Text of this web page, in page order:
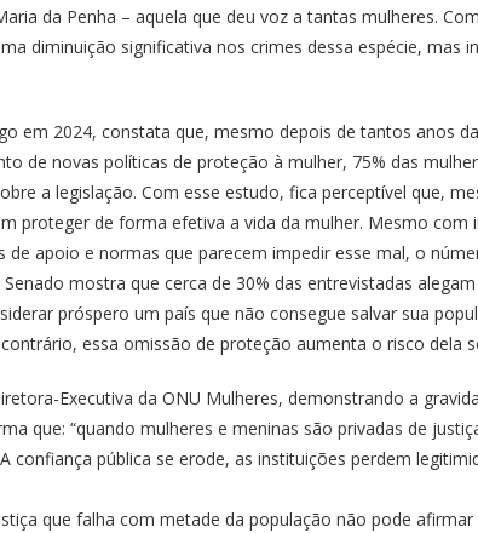
da Penha – aquela que deu voz a tantas mulheres.
diminuição significativa nos crimes dessa espécie, mas
em 2024, constata que, mesmo depois de tantos anos
de novas políticas de proteção à mulher, 75% das
a legislação. Com esse estudo, fica perceptível que,
proteger de forma efetiva a vida da mulher. Mesmo com
de apoio e normas que parecem impedir esse mal, o
mostra que cerca de 30% das entrevistadas
próspero um país que não consegue salvar sua
essa omissão de proteção aumenta o risco dela
Executiva da ONU Mulheres, demonstrando a
que: “quando mulheres e meninas são privadas de
confiança pública se erode, as instituições perdem
que falha com metade da população não pode afirmar